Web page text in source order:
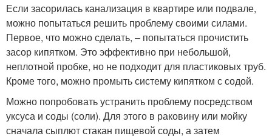
Если засорилась канализация в квартире или подвале,
можно попытаться решить проблему своими силами.
Первое, что можно сделать, – попытаться прочистить
засор кипятком. Это эффективно при небольшой,
неплотной пробке, но не подходит для пластиковых труб.
Кроме того, можно промыть систему кипятком с содой.
Можно попробовать устранить проблему посредством
уксуса и соды (соли). Для этого в раковину или мойку
сначала сыплют стакан пищевой соды, а затем